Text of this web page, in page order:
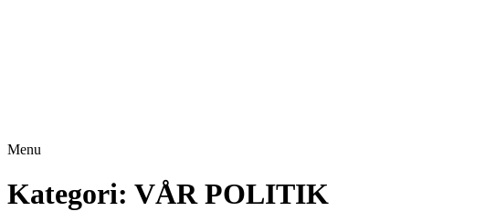
Menu
Kategori: VÅR POLITIK